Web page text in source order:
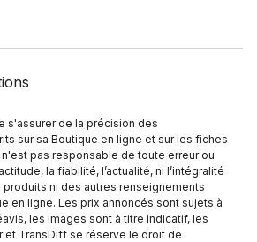
s'assurer de la précision des
sur sa Boutique en ligne et sur les fiches
pas responsable de toute erreur ou
la fiabilité, l’actualité, ni l’intégralité
ni des autres renseignements
en ligne. Les prix annoncés sont sujets à
les images sont à titre indicatif, les
et TransDiff se réserve le droit de